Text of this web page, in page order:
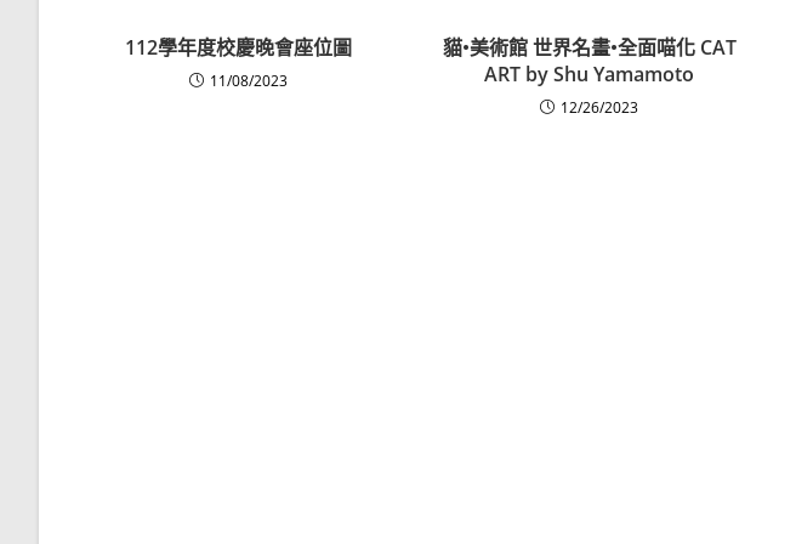
112學年度校慶晚會座位圖
11/08/2023
貓•美術館 世界名畫•全面喵化 CAT
ART by Shu Yamamoto
12/26/2023